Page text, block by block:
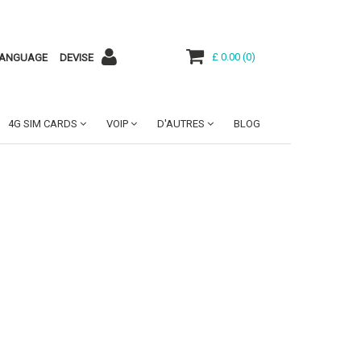
DEVISE £ 0.00 (0)
4G SIM CARDS VOIP D'AUTRES BLOG